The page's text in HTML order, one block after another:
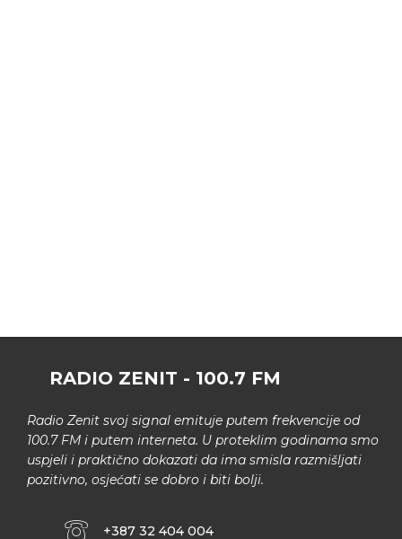
RADIO ZENIT - 100.7 FM
Radio Zenit svoj signal emituje putem frekvencije od
100.7 FM i putem interneta. U proteklim godinama smo
uspjeli i praktično dokazati da ima smisla razmišljati
pozitivno, osjećati se dobro i biti bolji.
+387 32 404 004